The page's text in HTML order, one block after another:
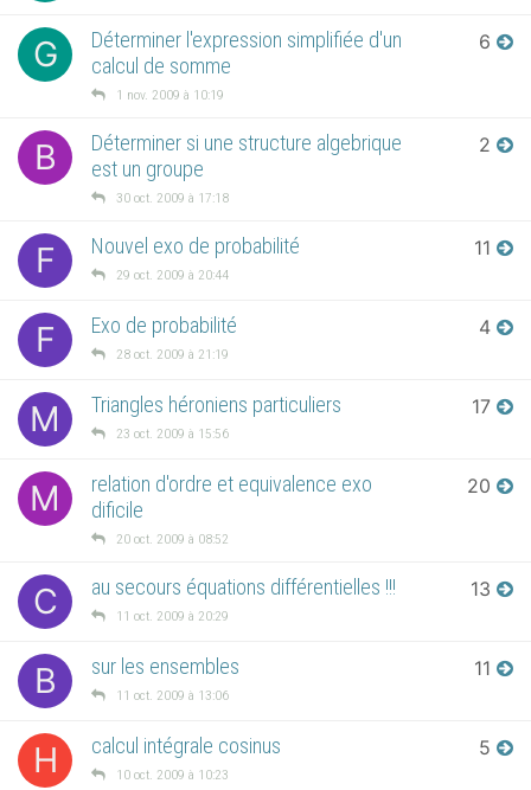
G
Déterminer l'expression simplifiée d'un
calcul de somme
1 nov. 2009 à 10:19
6
B
Déterminer si une structure algebrique
est un groupe
30 oct. 2009 à 17:18
2
F Nouvel exo de probabilité
29 oct. 2009 à 20:44
11
F Exo de probabilité
28 oct. 2009 à 21:19
4
M Triangles héroniens particuliers
23 oct. 2009 à 15:56
17
M
relation d'ordre et equivalence exo
dificile
20 oct. 2009 à 08:52
20
C au secours équations différentielles !!!
11 oct. 2009 à 20:29
13
B sur les ensembles
11 oct. 2009 à 13:06
11
H calcul intégrale cosinus
10 oct. 2009 à 10:23
5